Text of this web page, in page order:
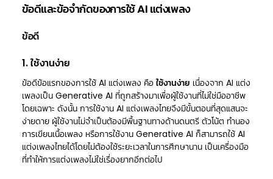
ข้อดีและข้อจำกัดของการใช้ AI แต่งเพลง
ข้อดี
1. ใช้งานง่าย
ข้อดีข้อแรกของการใช้ AI แต่งเพลง คือใช้งานง่าย เนื่องจาก AI แต่ง
เพลงเป็น Generative AI ที่ถูกสร้างมาเพื่อผู้ใช้งานที่ไม่ใช่มืออาชีพ
โดยเฉพาะ ดังนั้น การใช้งาน AI แต่งเพลงไทยจึงมีขั้นตอนที่สุดแสนจะ
ง่ายดาย ผู้ใช้งานไม่จำเป็นต้องมีพื้นฐานทางด้านดนตรี ตัวโน้ต ทำนอง
การเขียนเนื้อเพลง หรือการใช้งาน Generative AI ก็สามารถใช้ AI
แต่งเพลงไทยได้โดยไม่ต้องใช้ระยะเวลาในการศึกษานาน เป็นเครื่องมือ
ที่ทำให้การแต่งเพลงไม่ใช่เรื่องยากอีกต่อไป